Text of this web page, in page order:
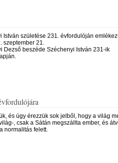
István születése 231. évfordulóján
szeptember 21.
Dezső beszéde Széchenyi István 231-ik
és úgy érezzük sok jelből, hogy a világ
, csak a Sátán megszállta ember, és
normalitás felett.